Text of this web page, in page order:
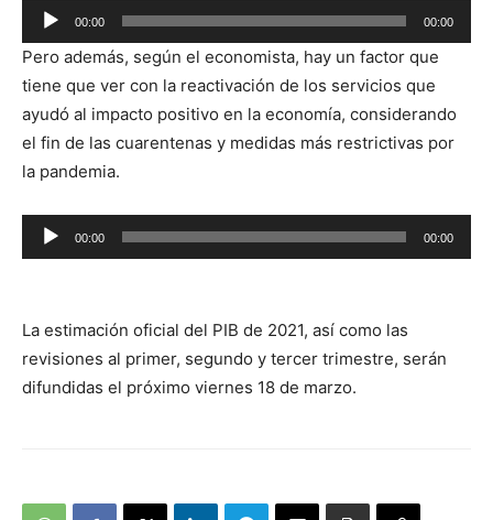
Reproductor
de
audio
00:00 00:00
Pero además, según el economista, hay un factor que
tiene que ver con la reactivación de los servicios que
ayudó al impacto positivo en la economía, considerando
el fin de las cuarentenas y medidas más restrictivas por
la pandemia.
Reproductor
de
00:00 00:00
La estimación oficial del PIB de 2021, así como las
revisiones al primer, segundo y tercer trimestre, serán
difundidas el próximo viernes 18 de marzo.